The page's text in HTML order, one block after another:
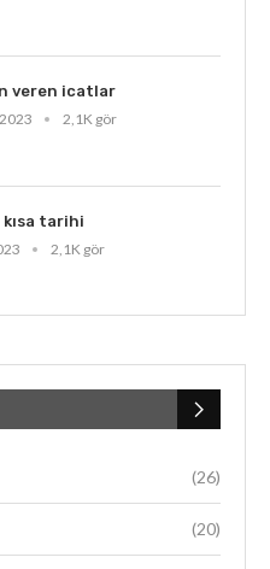
veren icatlar
2,1K gör
tarihi
2,1K gör
(26)
(20)